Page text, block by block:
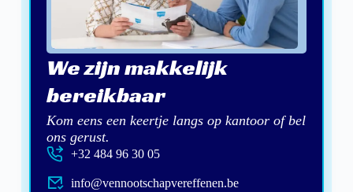
We zijn makkelijk
bereikbaar
Kom eens een keertje langs op kantoor of bel
ons gerust.
+32 484 96 30 05
info@vennootschapvereffenen.be